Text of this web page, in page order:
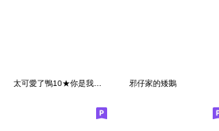
邪仔家的矮鵝